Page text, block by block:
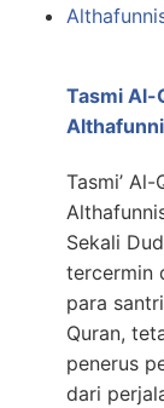
Tasmi Al-
Tasmi’
Sekali
tercermin
para
Quran,
penerus
dari